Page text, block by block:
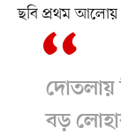
ছবি প্রথম আলোয়
দোতলায়
বড়